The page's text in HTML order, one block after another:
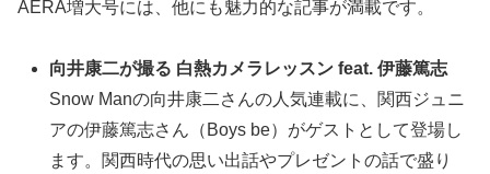
AERA増大号には、他にも魅力的な記事が満載です。
向井康二が撮る 白熱カメラレッスン feat. 伊藤篤志
Snow Manの向井康二さんの人気連載に、関西ジュニ
アの伊藤篤志さん（Boys be）がゲストとして登場し
ます。関西時代の思い出話やプレゼントの話で盛り